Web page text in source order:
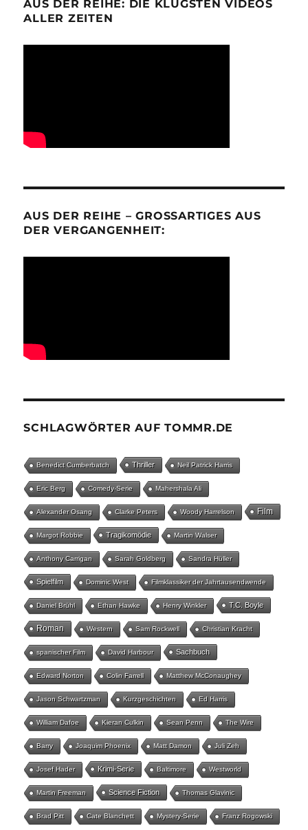
AUS DER REIHE: DIE KLÜGSTEN VIDEOS
ALLER ZEITEN
AUS DER REIHE – GROSSARTIGES AUS D
ER VERGANGENHEIT:
SCHLAGWÖRTER AUF TOMMR.DE
Benedict Cumberbatch Thriller Neil Patrick Harris
Eric Berg Comedy-Serie Mahershala Ali
Alexander Osang Clarke Peters Woody Harrelson Film
Margot Robbie Tragikomödie Martin Walser
Anthony Carrigan Sarah Goldberg Sandra Hüller
Spielfilm Dominic West Filmklassiker der Jahrtausendwende
Daniel Brühl Ethan Hawke Henry Winkler T.C. Boyle
Roman Western Sam Rockwell Christian Kracht
spanischer Film David Harbour Sachbuch
Edward Norton Colin Farrell Matthew McConaughey
Jason Schwartzman Kurzgeschichten Ed Harris
William Dafoe Kieran Culkin Sean Penn The Wire
Barry Joaquim Phoenix Matt Damon Juli Zeh
Josef Hader Krimi-Serie Baltimore Westworld
Martin Freeman Science Fiction Thomas Glavinic
Brad Pitt Cate Blanchett Mystery-Serie Franz Rogowski